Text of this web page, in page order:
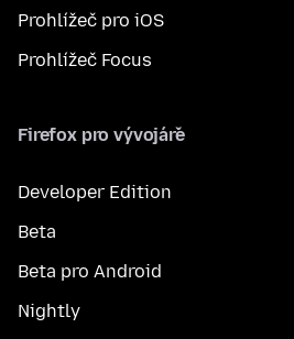
Prohlížeč pro iOS
Prohlížeč Focus
Firefox pro vývojáře
Developer Edition
Beta
Beta pro Android
Nightly